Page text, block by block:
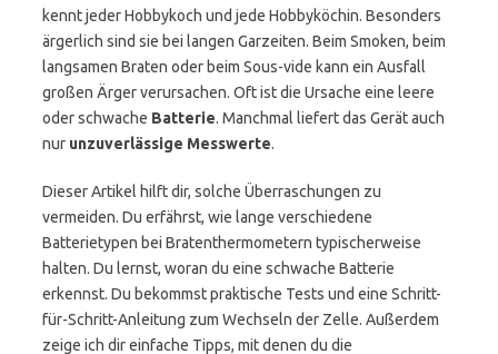
kennt jeder Hobbykoch und jede Hobbyköchin. Besonders
ärgerlich sind sie bei langen Garzeiten. Beim Smoken, beim
langsamen Braten oder beim Sous-vide kann ein Ausfall
großen Ärger verursachen. Oft ist die Ursache eine leere
oder schwache Batterie. Manchmal liefert das Gerät auch
nur unzuverlässige Messwerte.
Dieser Artikel hilft dir, solche Überraschungen zu
vermeiden. Du erfährst, wie lange verschiedene
Batterietypen bei Bratenthermometern typischerweise
halten. Du lernst, woran du eine schwache Batterie
erkennst. Du bekommst praktische Tests und eine Schritt-
für-Schritt-Anleitung zum Wechseln der Zelle. Außerdem
zeige ich dir einfache Tipps, mit denen du die